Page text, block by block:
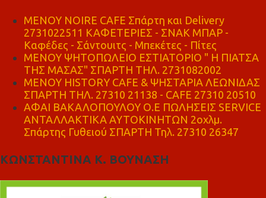
MENOY NOIRE CAFE Σπάρτη και Delivery
2731022511 ΚΑΦΕΤΕΡΙΕΣ - ΣΝΑΚ ΜΠΑΡ -
Καφέδες - Σάντουιτς - Μπεκέτες - Πίτες
ΜΕΝΟΥ ΨΗΤΟΠΩΛΕΙΟ ΕΣΤΙΑΤΟΡΙΟ " Η ΠΙΑΤΣΑ
ΤΗΣ ΜΑΣΑΣ" ΣΠΑΡΤΗ ΤΗΛ. 2731082002
ΜΕΝΟΥ HISTORY CAFE & ΨΗΣΤΑΡΙΑ ΛΕΩΝΙΔΑΣ
ΣΠΑΡΤΗ ΤΗΛ. 27310 21138 - CAFE 27310 20510
ΑΦΑΙ ΒΑΚΑΛΟΠΟΥΛΟΥ Ο.Ε ΠΩΛΗΣΕΙΣ SERVICE
ΑΝΤΑΛΛΑΚΤΙΚΑ ΑΥΤΟΚΙΝΗΤΩΝ 2οχλμ.
Σπάρτης Γυθειού ΣΠΑΡΤΗ Τηλ. 27310 26347
ΚΩΝΣΤΑΝΤΙΝΑ Κ. ΒΟΥΝΑΣΗ